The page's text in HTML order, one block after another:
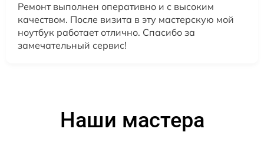
Ремонт выполнен оперативно и с высоким
качеством. После визита в эту мастерскую мой
ноутбук работает отлично. Спасибо за
замечательный сервис!
Наши мастера